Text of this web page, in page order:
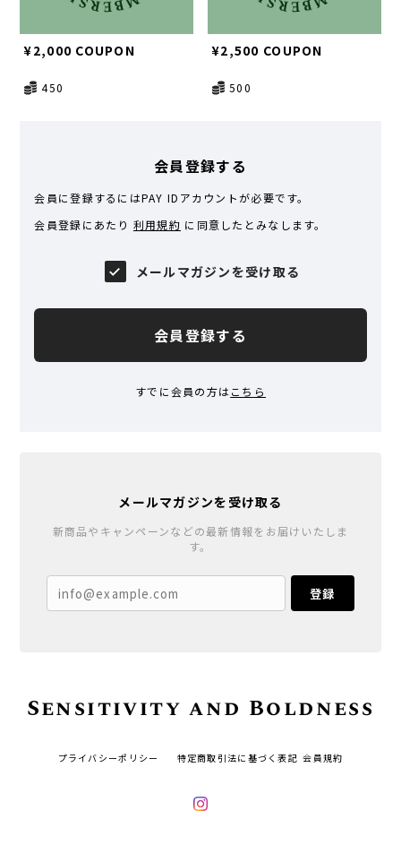
¥2,000 COUPON
450
¥2,500 COUPON
500
会員登録する
会員に登録するにはPAY IDアカウントが必要です。
会員登録にあたり 利用規約 に同意したとみなします。
メールマガジンを受け取る
会員登録する
すでに会員の方はこちら
メールマガジンを受け取る
新商品やキャンペーンなどの最新情報をお届けいたしま
す。
登録
Sensitivity and Boldness
プライバシーポリシー 特定商取引法に基づく表記 会員規約